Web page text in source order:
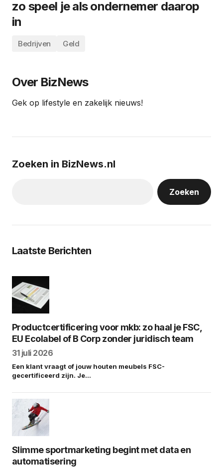
zo speel je als ondernemer daarop
in
Bedrijven Geld
Over BizNews
Gek op lifestyle en zakelijk nieuws!
Zoeken in BizNews.nl
Zoeken
Laatste Berichten
Productcertificering voor mkb: zo haal je FSC,
EU Ecolabel of B Corp zonder juridisch team
31 juli 2026
Een klant vraagt of jouw houten meubels FSC-
gecertificeerd zijn. Je…
Slimme sportmarketing begint met data en
automatisering